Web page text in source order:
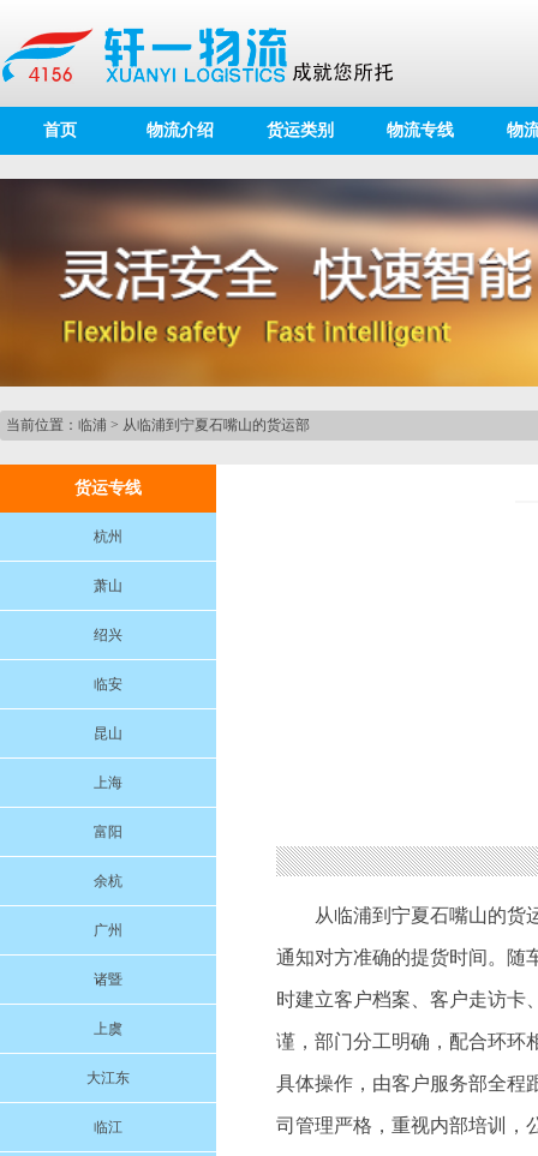
首页 物流介绍 货运类别 物流专线 物
当前位置： 临浦 > 从临浦到宁夏石嘴山的货运部
货运专线
杭州
萧山
绍兴
临安
昆山
上海
富阳
余杭
广州
诸暨
上虞
大江东
临江
从临浦到宁夏石嘴山的货
通知对方准确的提货时间。随
时建立客户档案、客户走访卡
谨，部门分工明确，配合环环
具体操作，由客户服务部全程
司管理严格，重视内部培训，